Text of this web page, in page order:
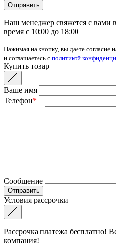
Отправить
Наш менеджер свяжется с вами
время с 10:00 до 18:00
Нажимая на кнопку, вы даете согласие
и соглашаетесь с политикой
Купить товар
Ваше имя
Телефон*
Сообщение
Условия рассрочки
Рассрочка платежа бесплатно!
компания!